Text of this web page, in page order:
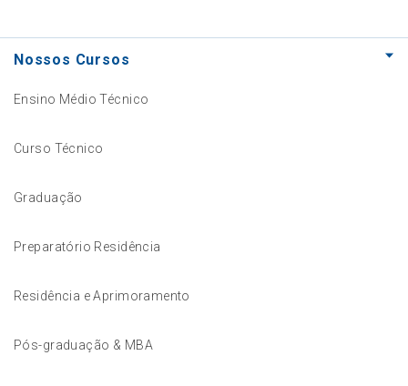
Nossos Cursos
Ensino Médio Técnico
Curso Técnico
Graduação
Preparatório Residência
Residência e Aprimoramento
Pós-graduação & MBA